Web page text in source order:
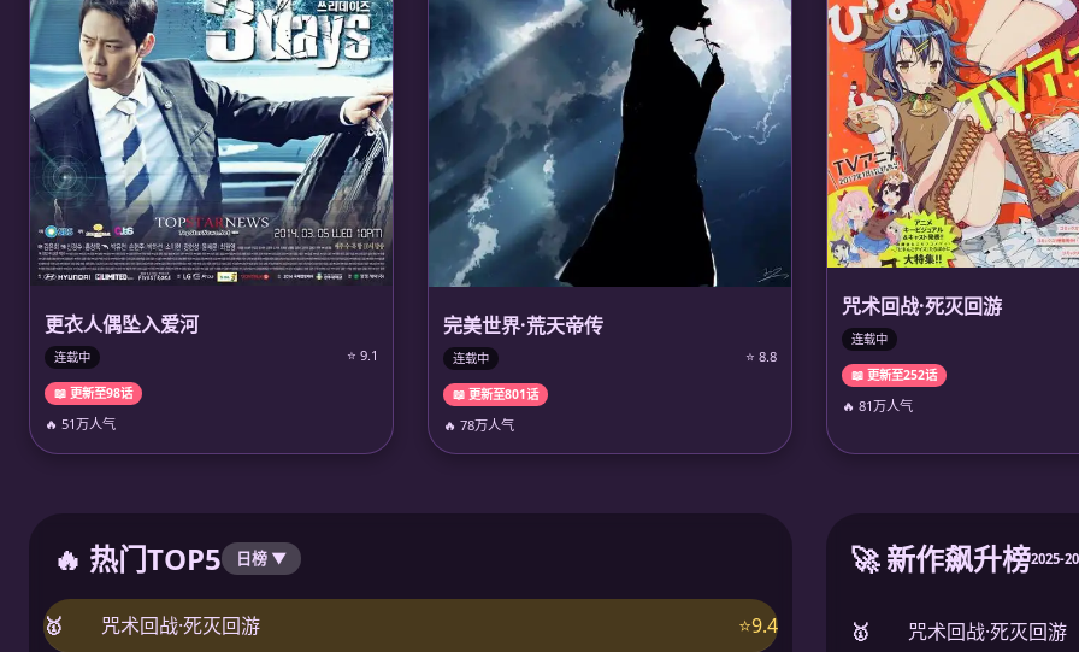
更衣人偶坠入爱河
连载中 ⭐ 9.1
📖 更新至98话
🔥 51万人气
完美世界·荒天帝传
连载中 ⭐ 8.8
📖 更新至801话
🔥 78万人气
咒术回战·死灭回游
连载中
📖 更新至252话
🔥 81万人气
🔥 热门TOP5 日榜 ▼
🥇 咒术回战·死灭回游
⭐9.4
🚀 新作飙升榜2025-
🥇 咒术回战·死灭回游